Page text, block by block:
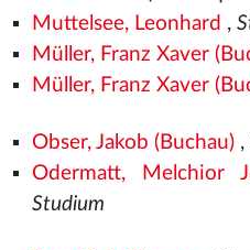
Muttelsee, Leonhard ,
Müller, Franz Xaver
Müller, Franz Xaver
Obser, Jakob (Buchau),
Odermatt, Melchior
Studium